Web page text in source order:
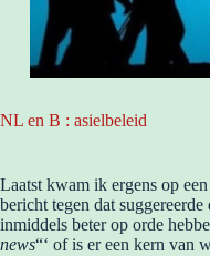
NL en B : asielbeleid
Laatst kwam ik ergens op
bericht tegen dat suggereerde
inmiddels beter op orde
news“‘ of is er een kern van